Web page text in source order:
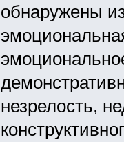
обнаружены
незрелость,